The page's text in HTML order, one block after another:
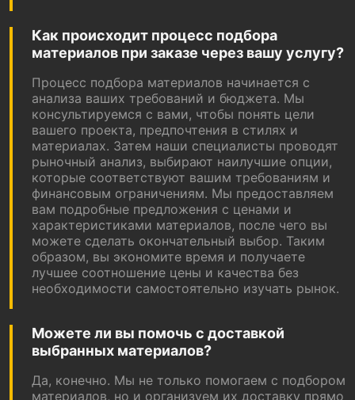
Как происходит процесс подбора
материалов при заказе через вашу услугу?
Процесс подбора материалов начинается с
анализа ваших требований и бюджета. Мы
консультируемся с вами, чтобы понять цели
вашего проекта, предпочтения в стилях и
материалах. Затем наши специалисты проводят
рыночный анализ, выбирают наилучшие опции,
которые соответствуют вашим требованиям и
финансовым ограничениям. Мы предоставляем
вам подробные предложения с ценами и
характеристиками материалов, после чего вы
можете сделать окончательный выбор. Таким
образом, вы экономите время и получаете
лучшее соотношение цены и качества без
необходимости самостоятельно изучать рынок.
Можете ли вы помочь с доставкой
выбранных материалов?
Да, конечно. Мы не только помогаем с подбором
материалов, но и организуем их доставку прямо